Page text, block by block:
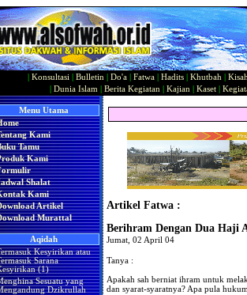
Konsultasi Bulletin Do'a Fatwa Hadits Khutbah
Dunia Islam Berita Kegiatan Kajian Kaset|
Menu Utama
Kami
Tamu
Kami
Shalat
Kami
Artikel
Murattal
Aqidah
Kesyirikan atau
Sarana
(1)
Sesuatu yang
Dzikrullah
Artikel Fatwa :
Berihram Dengan Dua Haji
Jumat, 02 April 04
Tanya :
Apakah sah berniat ihram untuk
dan syarat-syaratnya? Apa pula